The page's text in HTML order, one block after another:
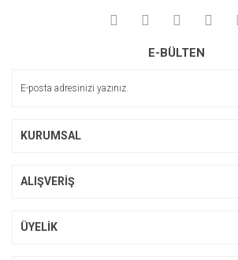
E-BÜLTEN
KURUMSAL
ALIŞVERİŞ
ÜYELİK